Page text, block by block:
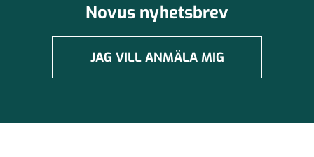
Novus nyhetsbrev
JAG VILL ANMÄLA MIG